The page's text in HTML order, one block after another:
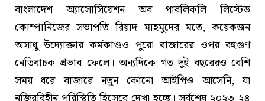
বাংলাদেশ অ্যাসোসিয়েশন অব পাবলিকলি লিস্টেড
কোম্পানিজের সভাপতি রিয়াদ মাহমুদের মতে, কয়েকজন
অসাধু উদ্যোক্তার কর্মকাণ্ডও পুরো বাজারের ওপর বহুগুণ
নেতিবাচক প্রভাব ফেলে। অন্যদিকে গত দুই বছরেরও বেশি
সময় ধরে বাজারে নতুন কোনো আইপিও আসেনি, যা